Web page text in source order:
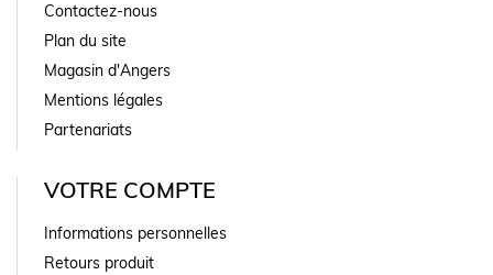
Contactez-nous
Plan du site
Magasin d'Angers
Mentions légales
Partenariats
VOTRE COMPTE
Informations personnelles
Retours produit